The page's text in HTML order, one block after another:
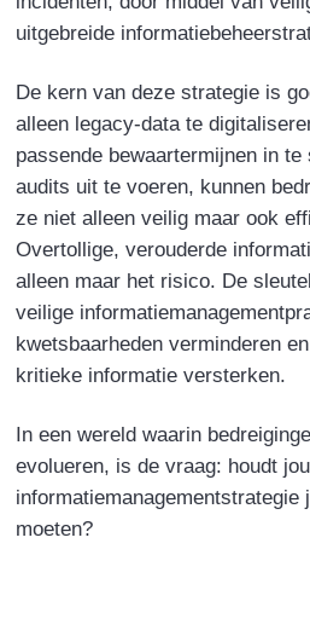
uitgebreide
De kern van deze strategie is
alleen legacy-data te
passende bewaartermijnen in
audits uit te voeren, kunnen
ze niet alleen veilig maar ook
Overtollige, verouderde
alleen maar het risico. De
veilige
kwetsbaarheden verminderen
kritieke informatie versterken.
In een wereld waarin
evolueren, is de vraag: houdt
moeten?